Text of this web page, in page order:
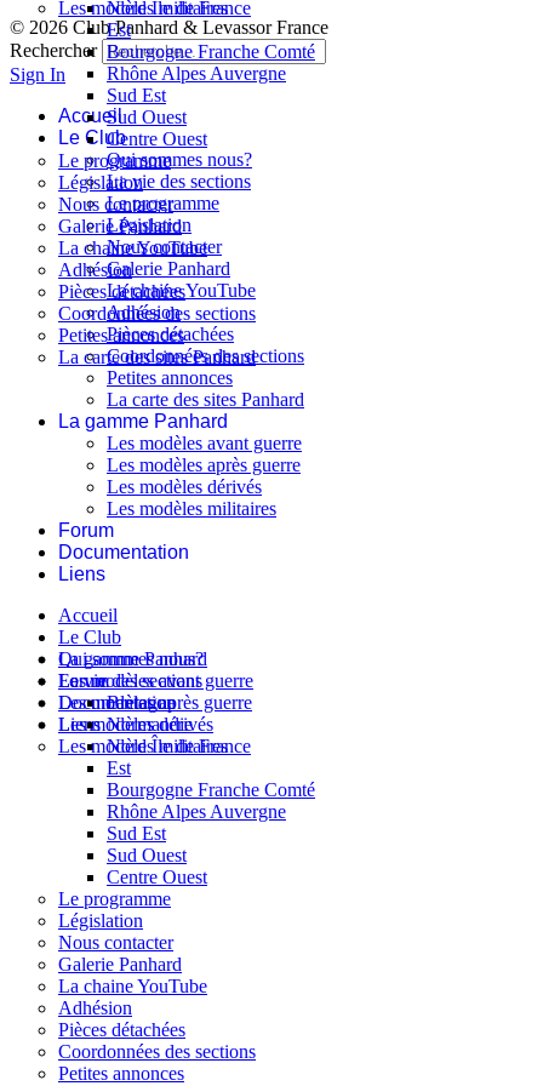
Nord Île de France
Est
Bourgogne Franche Comté
Rhône Alpes Auvergne
Sud Est
Sud Ouest
Centre Ouest
Le programme
Législation
Nous contacter
Galerie Panhard
La chaine YouTube
Adhésion
Pièces détachées
Coordonnées des sections
Petites annonces
La carte des sites Panhard
Les modèles militaires
© 2026 Club Panhard & Levassor France
Rechercher
Sign In
Accueil
Le Club
Qui sommes nous?
La vie des sections
Le programme
Législation
Nous contacter
Galerie Panhard
La chaine YouTube
Adhésion
Pièces détachées
Coordonnées des sections
Petites annonces
La carte des sites Panhard
La gamme Panhard
Les modèles avant guerre
Les modèles après guerre
Les modèles dérivés
Les modèles militaires
Forum
Documentation
Liens
Accueil
Le Club
Qui sommes nous?
La vie des sections
Bretagne
Normandie
Nord Île de France
Est
Bourgogne Franche Comté
Rhône Alpes Auvergne
Sud Est
Sud Ouest
Centre Ouest
Le programme
Législation
Nous contacter
Galerie Panhard
La chaine YouTube
Adhésion
Pièces détachées
Coordonnées des sections
Petites annonces
La gamme Panhard
Les modèles avant guerre
Les modèles après guerre
Les modèles dérivés
Les modèles militaires
Forum
Documentation
Liens